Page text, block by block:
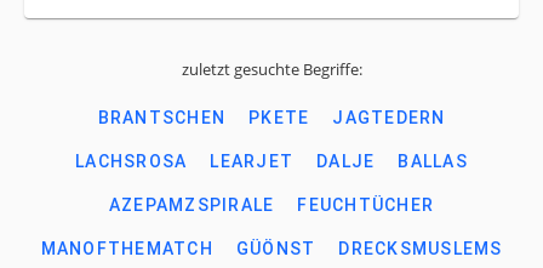
zuletzt gesuchte Begriffe:
BRANTSCHEN PKETE JAGTEDERN
LACHSROSA LEARJET DALJE BALLAS
AZEPAMZSPIRALE FEUCHTÜCHER
MANOFTHEMATCH GÜÖNST DRECKSMUSLEMS